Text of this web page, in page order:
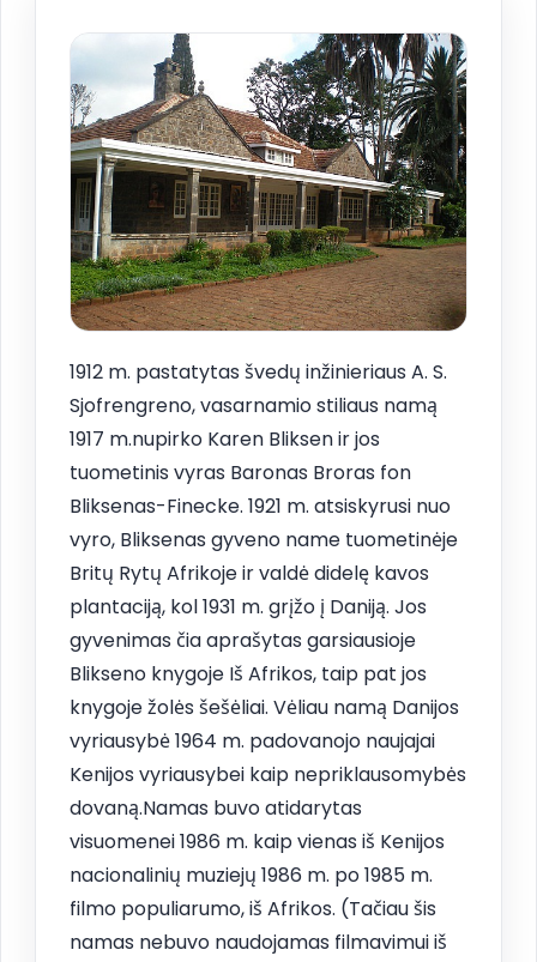
1912 m. pastatytas švedų inžinieriaus A. S.
Sjofrengreno, vasarnamio stiliaus namą
1917 m.nupirko Karen Bliksen ir jos
tuometinis vyras Baronas Broras fon
Bliksenas-Finecke. 1921 m. atsiskyrusi nuo
vyro, Bliksenas gyveno name tuometinėje
Britų Rytų Afrikoje ir valdė didelę kavos
plantaciją, kol 1931 m. grįžo į Daniją. Jos
gyvenimas čia aprašytas garsiausioje
Blikseno knygoje Iš Afrikos, taip pat jos
knygoje žolės šešėliai. Vėliau namą Danijos
vyriausybė 1964 m. padovanojo naujajai
Kenijos vyriausybei kaip nepriklausomybės
dovaną.Namas buvo atidarytas
visuomenei 1986 m. kaip vienas iš Kenijos
nacionalinių muziejų 1986 m. po 1985 m.
filmo populiarumo, iš Afrikos. (Tačiau šis
namas nebuvo naudojamas filmavimui iš